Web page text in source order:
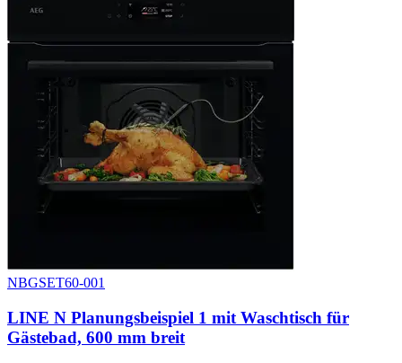
NBGSET60-001
LINE N Planungsbeispiel 1 mit Waschtisch für
Gästebad, 600 mm breit